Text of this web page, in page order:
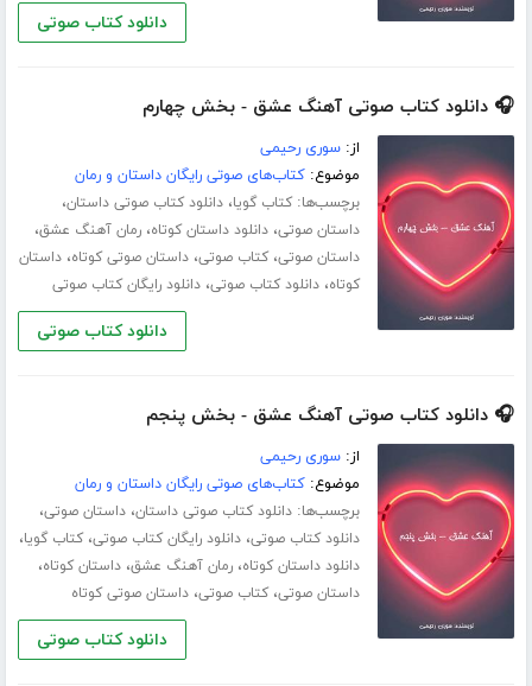
دانلود کتاب صوتی
🎧 دانلود کتاب صوتی آهنگ عشق - بخش چهارم
از:سوری رحیمی
موضوع:کتاب‌های صوتی رایگان داستان و رمان
برچسب‌ها:کتاب گویا،دانلود کتاب صوتی داستان،
داستان صوتی،دانلود داستان کوتاه،رمان آهنگ عشق،
داستان صوتی،کتاب صوتی،داستان صوتی کوتاه،داستان
کوتاه،دانلود کتاب صوتی،دانلود رایگان کتاب صوتی
دانلود کتاب صوتی
🎧 دانلود کتاب صوتی آهنگ عشق - بخش پنجم
از:سوری رحیمی
موضوع:کتاب‌های صوتی رایگان داستان و رمان
برچسب‌ها:دانلود کتاب صوتی داستان،داستان صوتی،
دانلود کتاب صوتی،دانلود رایگان کتاب صوتی،کتاب گویا،
دانلود داستان کوتاه،رمان آهنگ عشق،داستان کوتاه،
داستان صوتی،کتاب صوتی،داستان صوتی کوتاه
دانلود کتاب صوتی